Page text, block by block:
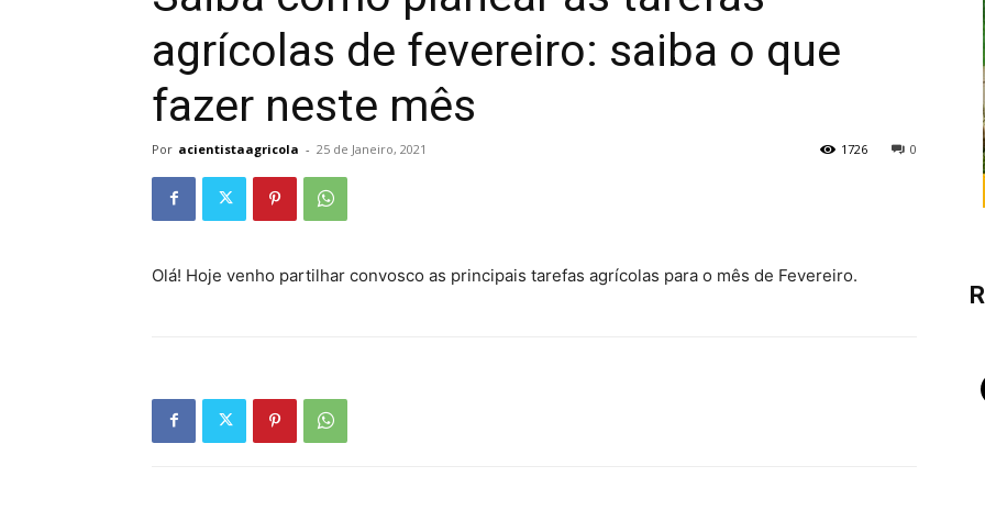
agrícolas de fevereiro: saiba o que
fazer neste mês
Por acientistaagricola - 25 de Janeiro, 2021 0
1726
Olá! Hoje venho partilhar convosco as principais tarefas agrícolas para o mês de Fevereiro.